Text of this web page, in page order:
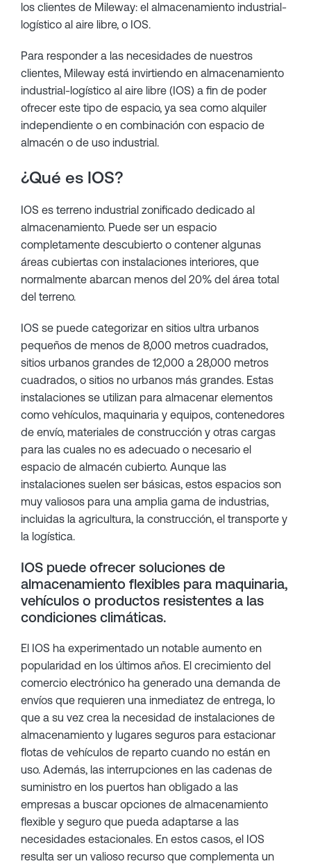
los clientes de Mileway: el almacenamiento industrial-
logístico al aire libre, o IOS.
Para responder a las necesidades de nuestros
clientes, Mileway está invirtiendo en almacenamiento
industrial-logístico al aire libre (IOS) a fin de poder
ofrecer este tipo de espacio, ya sea como alquiler
independiente o en combinación con espacio de
almacén o de uso industrial.
¿Qué es IOS?
IOS es terreno industrial zonificado dedicado al
almacenamiento. Puede ser un espacio
completamente descubierto o contener algunas
áreas cubiertas con instalaciones interiores, que
normalmente abarcan menos del 20% del área total
del terreno.
IOS se puede categorizar en sitios ultra urbanos
pequeños de menos de 8,000 metros cuadrados,
sitios urbanos grandes de 12,000 a 28,000 metros
cuadrados, o sitios no urbanos más grandes. Estas
instalaciones se utilizan para almacenar elementos
como vehículos, maquinaria y equipos, contenedores
de envío, materiales de construcción y otras cargas
para las cuales no es adecuado o necesario el
espacio de almacén cubierto. Aunque las
instalaciones suelen ser básicas, estos espacios son
muy valiosos para una amplia gama de industrias,
incluidas la agricultura, la construcción, el transporte y
la logística.
IOS puede ofrecer soluciones de
almacenamiento flexibles para maquinaria,
vehículos o productos resistentes a las
condiciones climáticas.
El IOS ha experimentado un notable aumento en
popularidad en los últimos años. El crecimiento del
comercio electrónico ha generado una demanda de
envíos que requieren una inmediatez de entrega, lo
que a su vez crea la necesidad de instalaciones de
almacenamiento y lugares seguros para estacionar
flotas de vehículos de reparto cuando no están en
uso. Además, las interrupciones en las cadenas de
suministro en los puertos han obligado a las
empresas a buscar opciones de almacenamiento
flexible y seguro que pueda adaptarse a las
necesidades estacionales. En estos casos, el IOS
resulta ser un valioso recurso que complementa un